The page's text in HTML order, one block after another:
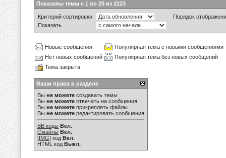
Показаны темы с 1 по 20 из 2223
Критерий сортировки
Порядок
Показать
Новые сообщения
Популярная тема с новыми сообщениями
Нет новых сообщений
Популярная тема без новых сообщений
Тема закрыта
Ваши права в разделе
Вы не можете создавать темы
Вы не можете отвечать на сообщения
Вы не можете прикреплять файлы
Вы не можете редактировать сообщения
BB коды Вкл.
Смайлы Вкл.
[IMG] код Вкл.
HTML код Выкл.